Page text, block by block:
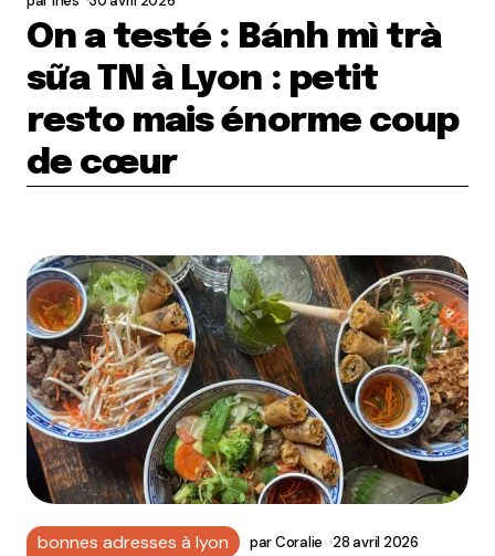
On a testé : Bánh mì trà
sữa TN à Lyon : petit
resto mais énorme coup
de cœur
bonnes adresses à lyon parCoralie 28 avril 2026